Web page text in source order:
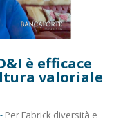
è efficace
valoriale
Per Fabrick diversità e